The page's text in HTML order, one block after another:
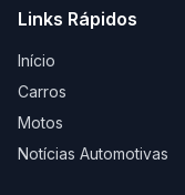
Links Rápidos
Início
Carros
Motos
Notícias Automotivas